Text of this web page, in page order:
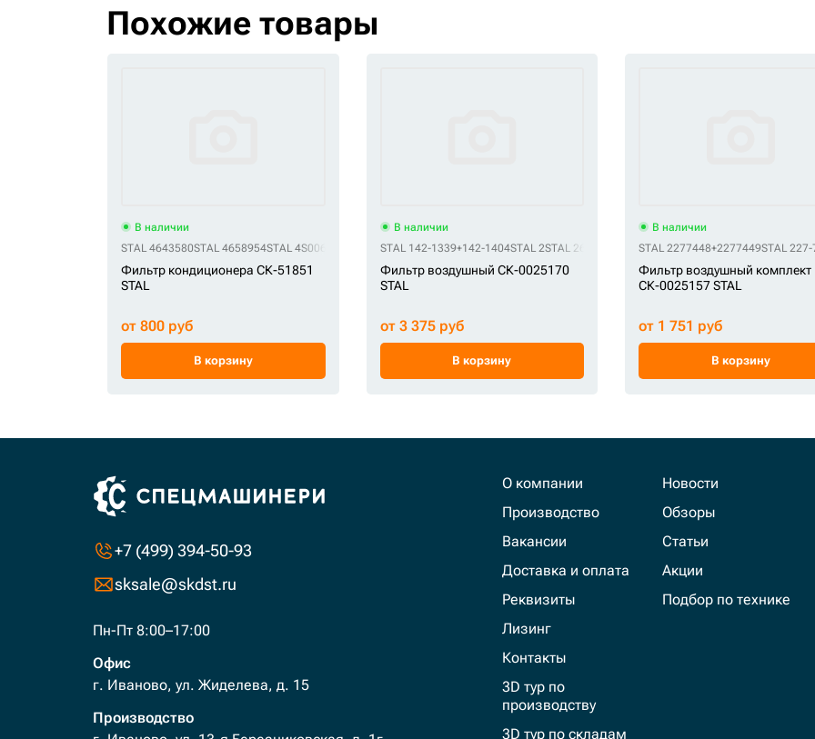
Похожие товары
В наличии
STAL 4643580STAL 4658954STAL 4S00685 STAL 4S00685LHESTAL CF4S00685STAL SKL46235 STAL ST86819STAL ST-KT6819
Фильтр кондиционера СК-51851
STAL
от 800 руб
В корзину
В наличии
STAL 142-1339+142-1404STAL 2STAL 263G2-37051STAL 3214315300STAL
Фильтр воздушный СК-0025170
STAL
от 3 375 руб
В корзину
В наличии
STAL 2277448+2277449STAL 227-
Фильтр воздушный комплект
СК-0025157 STAL
от 1 751 руб
В корзину
+7 (499) 394-50-93
sksale@skdst.ru
Пн-Пт 8:00–17:00
Офис
г. Иваново, ул. Жиделева, д. 15
Производство
О компании
Производство
Вакансии
Доставка и оплата
Реквизиты
Лизинг
Контакты
3D тур по
производству
3D тур по складам
Новости
Обзоры
Статьи
Акции
Подбор по технике